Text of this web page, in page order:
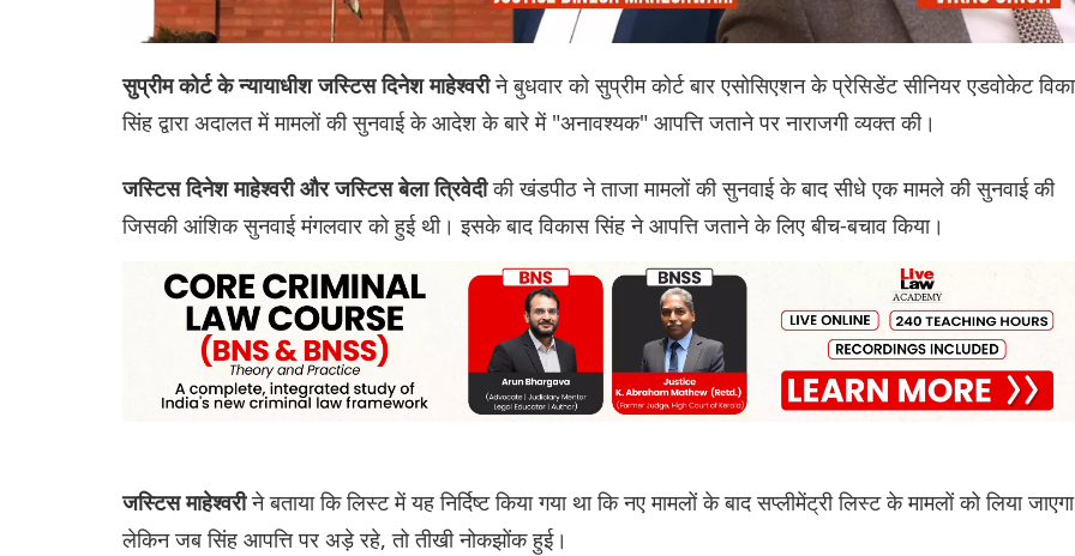
सुप्रीम कोर्ट के न्यायाधीश जस्टिस दिनेश माहेश्वरीने बुधवार को सुप्रीम कोर्ट बार एसोसिएशन के प्रेसिडेंट सीनियर एडवोकेट
सिंह द्वारा अदालत में मामलों की सुनवाई के आदेश के बारे में "अनावश्यक" आपत्ति जताने पर नाराजगी व्यक्त की।
जस्टिस दिनेश माहेश्वरी और जस्टिस बेला त्रिवेदीकी खंडपीठ ने ताजा मामलों की सुनवाई के बाद सीधे एक मामले की सुनवाई की
जिसकी आंशिक सुनवाई मंगलवार को हुई थी। इसके बाद विकास सिंह ने आपत्ति जताने के लिए बीच-बचाव किया।
जस्टिस माहेश्वरीने बताया कि लिस्ट में यह निर्दिष्ट किया गया था कि नए मामलों के बाद सप्लीमेंट्री लिस्ट के मामलों को लिया
लेकिन जब सिंह आपत्ति पर अड़े रहे, तो तीखी नोकझोंक हुई।